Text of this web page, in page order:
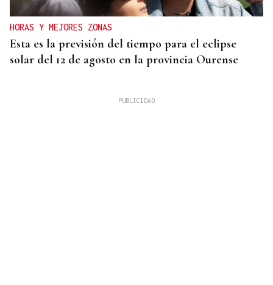
HORAS Y MEJORES ZONAS
Esta es la previsión del tiempo para el eclipse
solar del 12 de agosto en la provincia Ourense